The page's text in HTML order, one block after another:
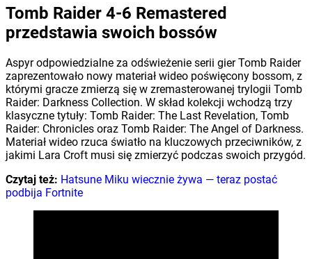
Tomb Raider 4-6 Remastered
przedstawia swoich bossów
Aspyr odpowiedzialne za odświeżenie serii gier Tomb Raider
zaprezentowało nowy materiał wideo poświęcony bossom, z
którymi gracze zmierzą się w zremasterowanej trylogii Tomb
Raider: Darkness Collection. W skład kolekcji wchodzą trzy
klasyczne tytuły: Tomb Raider: The Last Revelation, Tomb
Raider: Chronicles oraz Tomb Raider: The Angel of Darkness.
Materiał wideo rzuca światło na kluczowych przeciwników, z
jakimi Lara Croft musi się zmierzyć podczas swoich przygód.
Czytaj też: Hatsune Miku wiecznie żywa — teraz postać
podbija Fortnite